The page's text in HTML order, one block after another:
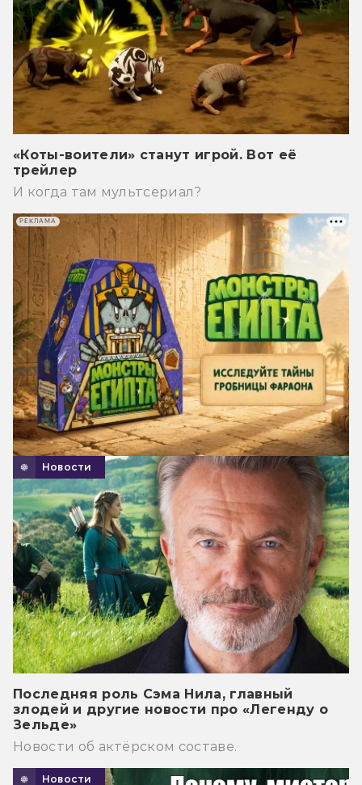
«Коты-воители» станут игрой. Вот её
трейлер
И когда там мультсериал?
Новости
Последняя роль Сэма Нила, главный
злодей и другие новости про «Легенду о
Зельде»
Новости об актёрском составе.
Новости
РЕКЛАМА